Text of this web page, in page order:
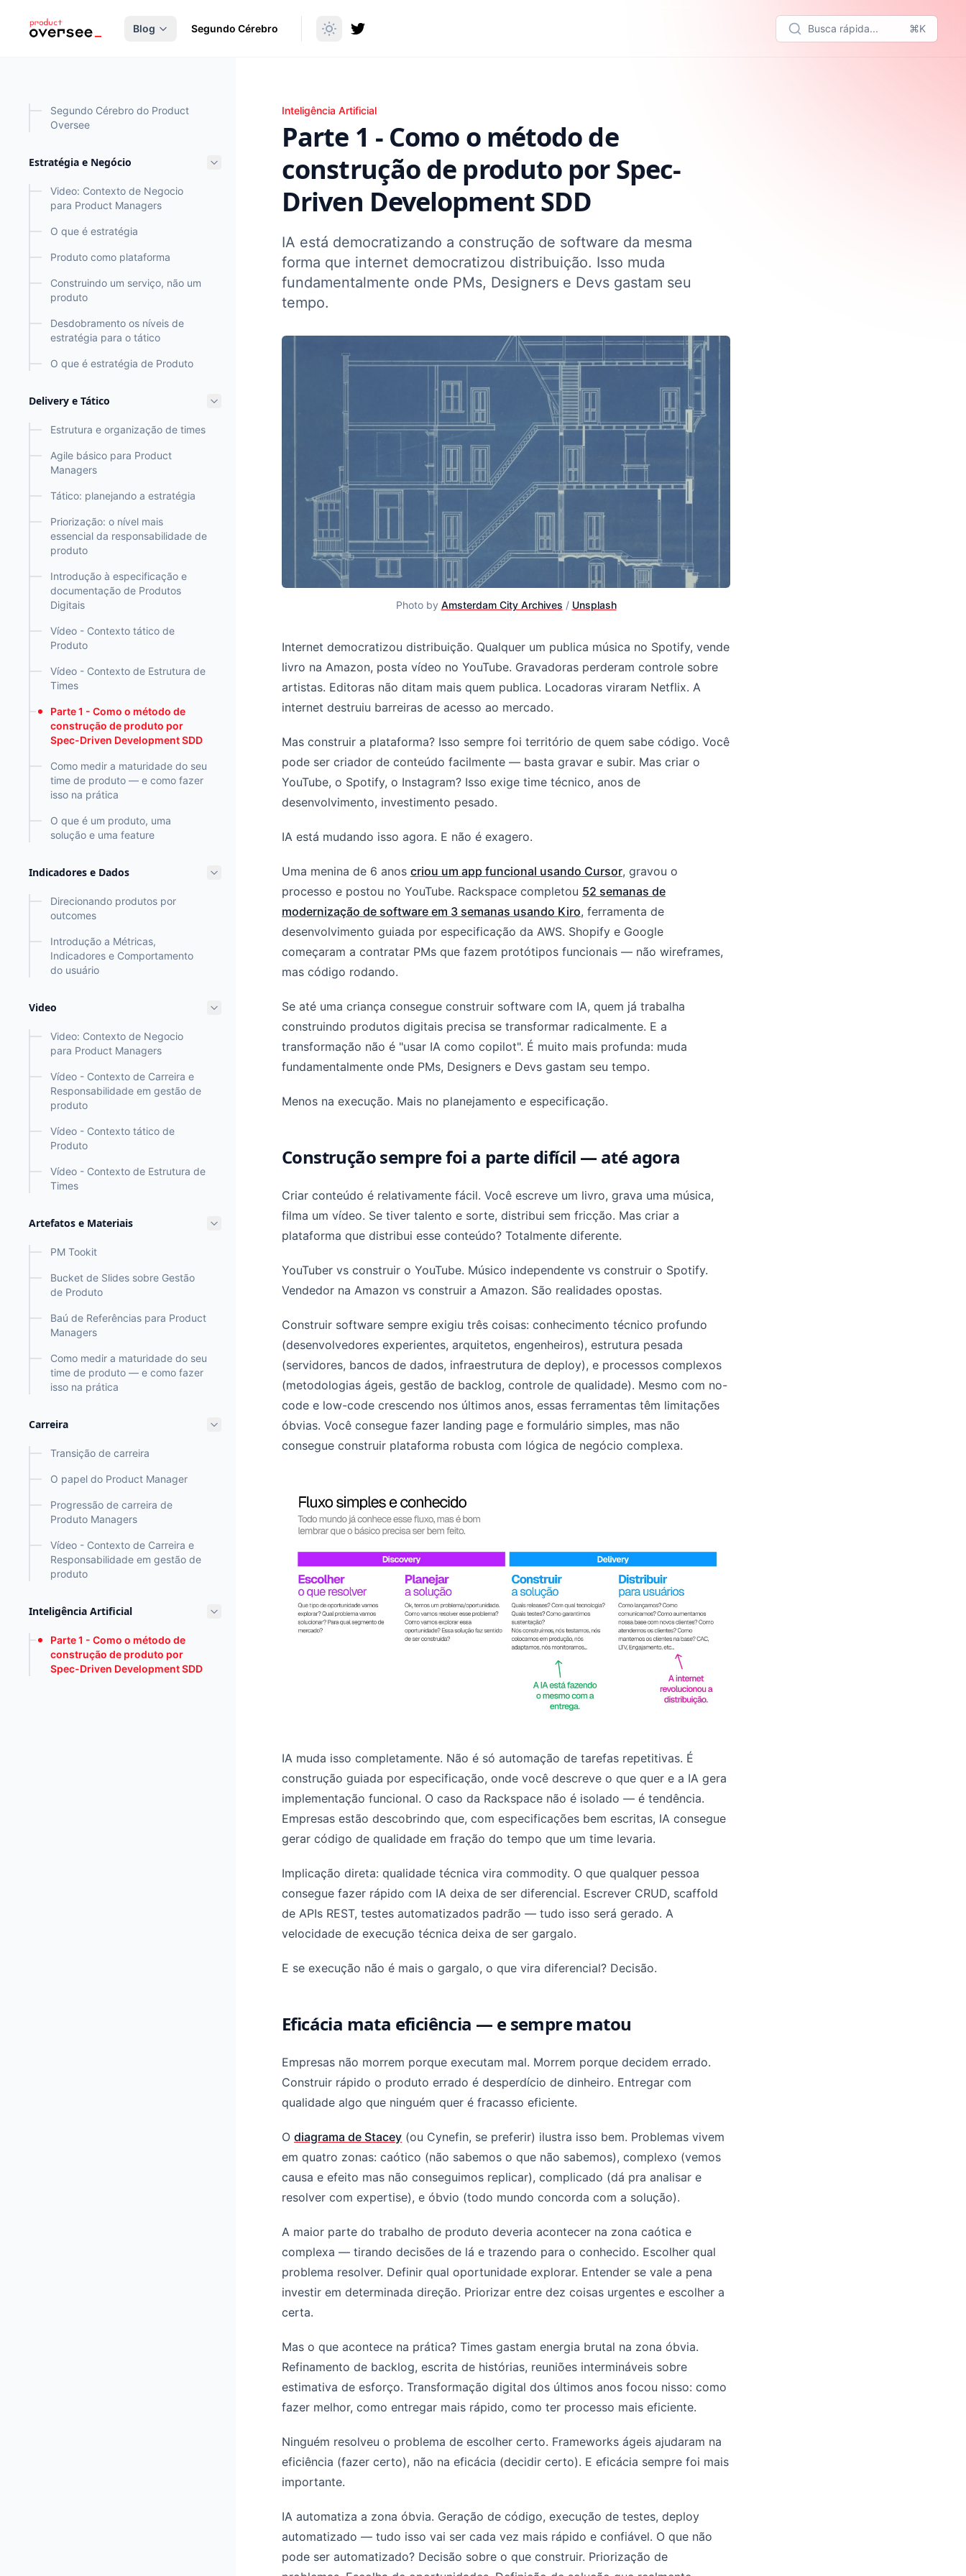
principal
Blog
Segundo Cérebro Busca rápida... ⌘K
Segundo Cérebro do Product
Oversee
Estratégia e Negócio
Video: Contexto de Negocio
para Product Managers
O que é estratégia
Produto como plataforma
Construindo um serviço, não um
produto
Desdobramento os níveis de
estratégia para o tático
O que é estratégia de Produto
Delivery e Tático
Estrutura e organização de times
Agile básico para Product
Managers
Tático: planejando a estratégia
Priorização: o nível mais
essencial da responsabilidade de
produto
Introdução à especificação e
documentação de Produtos
Digitais
Vídeo - Contexto tático de
Produto
Vídeo - Contexto de Estrutura de
Times
Parte 1 - Como o método de
construção de produto por
Spec-Driven Development SDD
Como medir a maturidade do seu
time de produto — e como fazer
isso na prática
O que é um produto, uma
solução e uma feature
Indicadores e Dados
Direcionando produtos por
outcomes
Introdução a Métricas,
Indicadores e Comportamento
do usuário
Video
Video: Contexto de Negocio
para Product Managers
Vídeo - Contexto de Carreira e
Responsabilidade em gestão de
produto
Vídeo - Contexto tático de
Produto
Vídeo - Contexto de Estrutura de
Times
Artefatos e Materiais
PM Tookit
Bucket de Slides sobre Gestão
de Produto
Baú de Referências para Product
Managers
Como medir a maturidade do seu
time de produto — e como fazer
isso na prática
Carreira
Transição de carreira
O papel do Product Manager
Progressão de carreira de
Produto Managers
Vídeo - Contexto de Carreira e
Responsabilidade em gestão de
produto
Inteligência Artificial
Parte 1 - Como o método de
construção de produto por
Spec-Driven Development SDD
Parte 1 - Como o método de construção de produto por Spec-Driven Development SDD
Inteligência Artificial
Parte 1 - Como o método de
construção de produto por Spec-
Driven Development SDD
IA está democratizando a construção de software da mesma
forma que internet democratizou distribuição. Isso muda
fundamentalmente onde PMs, Designers e Devs gastam seu
tempo.
Photo by Amsterdam City Archives / Unsplash
Internet democratizou distribuição. Qualquer um publica música no Spotify, vende
livro na Amazon, posta vídeo no YouTube. Gravadoras perderam controle sobre
artistas. Editoras não ditam mais quem publica. Locadoras viraram Netflix. A
internet destruiu barreiras de acesso ao mercado.
Mas construir a plataforma? Isso sempre foi território de quem sabe código. Você
pode ser criador de conteúdo facilmente — basta gravar e subir. Mas criar o
YouTube, o Spotify, o Instagram? Isso exige time técnico, anos de
desenvolvimento, investimento pesado.
IA está mudando isso agora. E não é exagero.
Uma menina de 6 anos criou um app funcional usando Cursor, gravou o
processo e postou no YouTube. Rackspace completou 52 semanas de
modernização de software em 3 semanas usando Kiro, ferramenta de
desenvolvimento guiada por especificação da AWS. Shopify e Google
começaram a contratar PMs que fazem protótipos funcionais — não wireframes,
mas código rodando.
Se até uma criança consegue construir software com IA, quem já trabalha
construindo produtos digitais precisa se transformar radicalmente. E a
transformação não é "usar IA como copilot". É muito mais profunda: muda
fundamentalmente onde PMs, Designers e Devs gastam seu tempo.
Menos na execução. Mais no planejamento e especificação.
Construção sempre foi a parte difícil — até agora
Criar conteúdo é relativamente fácil. Você escreve um livro, grava uma música,
filma um vídeo. Se tiver talento e sorte, distribui sem fricção. Mas criar a
plataforma que distribui esse conteúdo? Totalmente diferente.
YouTuber vs construir o YouTube. Músico independente vs construir o Spotify.
Vendedor na Amazon vs construir a Amazon. São realidades opostas.
Construir software sempre exigiu três coisas: conhecimento técnico profundo
(desenvolvedores experientes, arquitetos, engenheiros), estrutura pesada
(servidores, bancos de dados, infraestrutura de deploy), e processos complexos
(metodologias ágeis, gestão de backlog, controle de qualidade). Mesmo com no-
code e low-code crescendo nos últimos anos, essas ferramentas têm limitações
óbvias. Você consegue fazer landing page e formulário simples, mas não
consegue construir plataforma robusta com lógica de negócio complexa.
IA muda isso completamente. Não é só automação de tarefas repetitivas. É
construção guiada por especificação, onde você descreve o que quer e a IA gera
implementação funcional. O caso da Rackspace não é isolado — é tendência.
Empresas estão descobrindo que, com especificações bem escritas, IA consegue
gerar código de qualidade em fração do tempo que um time levaria.
Implicação direta: qualidade técnica vira commodity. O que qualquer pessoa
consegue fazer rápido com IA deixa de ser diferencial. Escrever CRUD, scaffold
de APIs REST, testes automatizados padrão — tudo isso será gerado. A
velocidade de execução técnica deixa de ser gargalo.
E se execução não é mais o gargalo, o que vira diferencial? Decisão.
Eficácia mata eficiência — e sempre matou
Empresas não morrem porque executam mal. Morrem porque decidem errado.
Construir rápido o produto errado é desperdício de dinheiro. Entregar com
qualidade algo que ninguém quer é fracasso eficiente.
O diagrama de Stacey (ou Cynefin, se preferir) ilustra isso bem. Problemas vivem
em quatro zonas: caótico (não sabemos o que não sabemos), complexo (vemos
causa e efeito mas não conseguimos replicar), complicado (dá pra analisar e
resolver com expertise), e óbvio (todo mundo concorda com a solução).
A maior parte do trabalho de produto deveria acontecer na zona caótica e
complexa — tirando decisões de lá e trazendo para o conhecido. Escolher qual
problema resolver. Definir qual oportunidade explorar. Entender se vale a pena
investir em determinada direção. Priorizar entre dez coisas urgentes e escolher a
certa.
Mas o que acontece na prática? Times gastam energia brutal na zona óbvia.
Refinamento de backlog, escrita de histórias, reuniões intermináveis sobre
estimativa de esforço. Transformação digital dos últimos anos focou nisso: como
fazer melhor, como entregar mais rápido, como ter processo mais eficiente.
Ninguém resolveu o problema de escolher certo. Frameworks ágeis ajudaram na
eficiência (fazer certo), não na eficácia (decidir certo). E eficácia sempre foi mais
importante.
IA automatiza a zona óbvia. Geração de código, execução de testes, deploy
automatizado — tudo isso vai ser cada vez mais rápido e confiável. O que não
pode ser automatizado? Decisão sobre o que construir. Priorização de